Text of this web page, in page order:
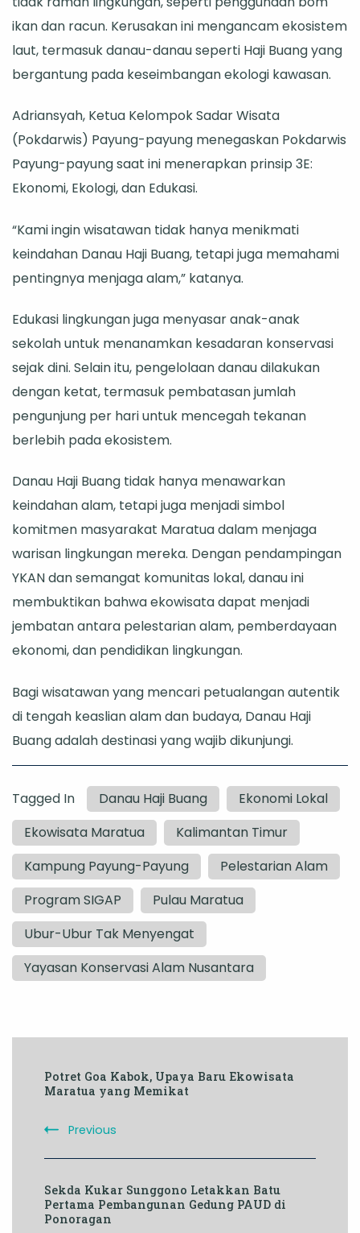
ikan dan racun. Kerusakan ini mengancam ekosistem
laut, termasuk danau-danau seperti Haji Buang yang
bergantung pada keseimbangan ekologi kawasan.
Adriansyah, Ketua Kelompok Sadar Wisata
(Pokdarwis) Payung-payung menegaskan Pokdarwis
Payung-payung saat ini menerapkan prinsip 3E:
Ekonomi, Ekologi, dan Edukasi.
“Kami ingin wisatawan tidak hanya menikmati
keindahan Danau Haji Buang, tetapi juga memahami
pentingnya menjaga alam,” katanya.
Edukasi lingkungan juga menyasar anak-anak
sekolah untuk menanamkan kesadaran konservasi
sejak dini. Selain itu, pengelolaan danau dilakukan
dengan ketat, termasuk pembatasan jumlah
pengunjung per hari untuk mencegah tekanan
berlebih pada ekosistem.
Danau Haji Buang tidak hanya menawarkan
keindahan alam, tetapi juga menjadi simbol
komitmen masyarakat Maratua dalam menjaga
warisan lingkungan mereka. Dengan pendampingan
YKAN dan semangat komunitas lokal, danau ini
membuktikan bahwa ekowisata dapat menjadi
jembatan antara pelestarian alam, pemberdayaan
ekonomi, dan pendidikan lingkungan.
Bagi wisatawan yang mencari petualangan autentik
di tengah keaslian alam dan budaya, Danau Haji
Buang adalah destinasi yang wajib dikunjungi.
Tagged In Danau Haji Buang
Ekonomi Lokal
Ekowisata Maratua
Kalimantan Timur
Kampung Payung-Payung
Pelestarian Alam
Program SIGAP
Pulau Maratua
Ubur-Ubur Tak Menyengat
Yayasan Konservasi Alam Nusantara
Navigation
Potret Goa Kabok, Upaya Baru Ekowisata
Maratua yang Memikat
Previous
Sekda Kukar Sunggono Letakkan Batu
Pertama Pembangunan Gedung PAUD di
Ponoragan